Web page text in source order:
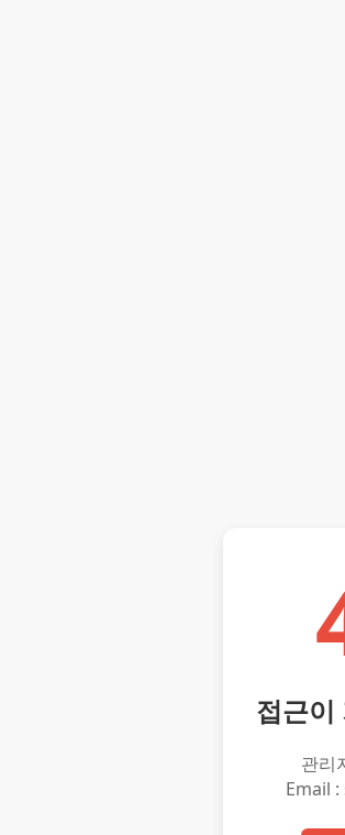
접근이
관리
Email